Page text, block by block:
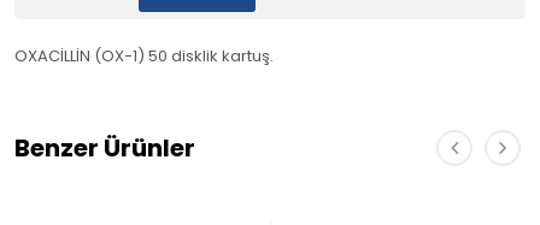
OXACİLLİN (OX-1) 50 disklik kartuş.
Benzer Ürünler